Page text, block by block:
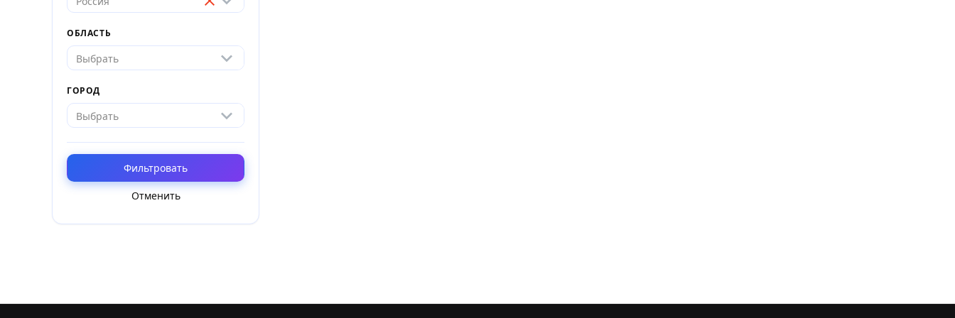
ОБЛАСТЬ
Выбрать
ГОРОД
Выбрать
Фильтровать
Отменить